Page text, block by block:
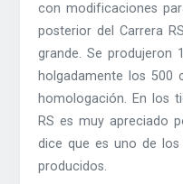
con modificaciones
posterior del Carrera
grande. Se produjeron
holgadamente los 500
homologación. En los
RS es muy apreciado
dice que es uno de
producidos.